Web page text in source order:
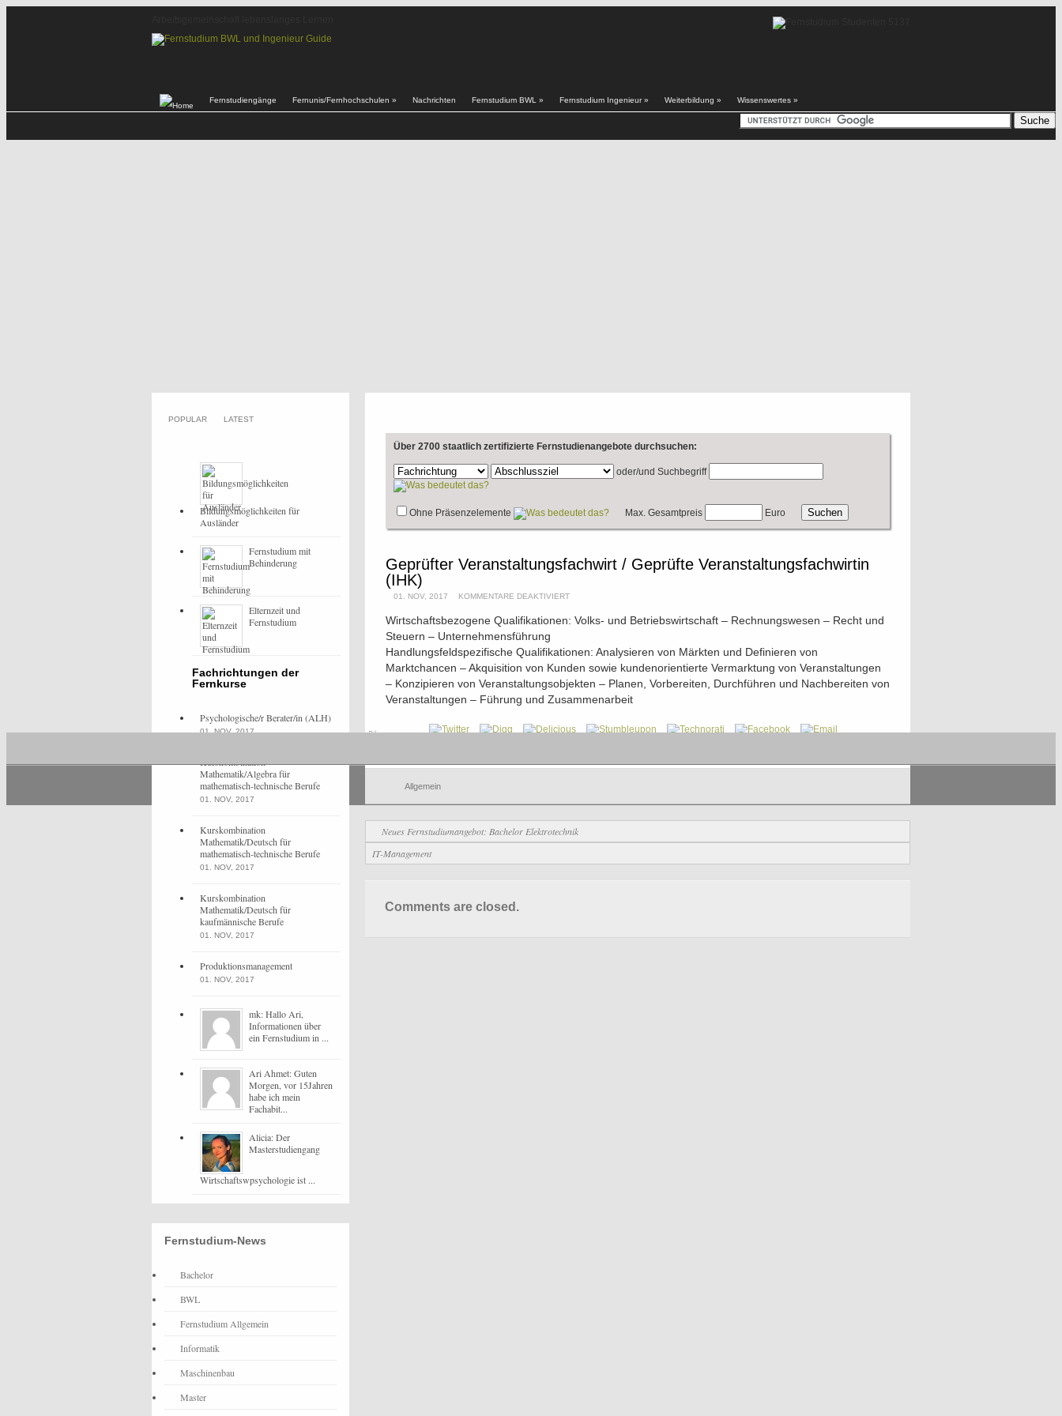
Fernstudiengänge Fernunis/Fernhochschulen » Nachrichten Fernstudium BWL » Fernstudium Ingenieur» Weiterbildung » Wissenswertes »
Über 2700 staatlich zertifizierte Fernstudienangebote durchsuchen:
oder/und Suchbegriff
Ohne Präsenzelemente Max. Gesamtpreis Euro
Geprüfter Veranstaltungsfachwirt / Geprüfte Veranstaltungsfachwirtin
(IHK)
01. NOV, 2017 KOMMENTARE DEAKTIVIERT
Wirtschaftsbezogene Qualifikationen: Volks- und Betriebswirtschaft – Rechnungswesen – Recht und
Steuern – Unternehmensführung
Handlungsfeldspezifische Qualifikationen: Analysieren von Märkten und Definieren von
Marktchancen – Akquisition von Kunden sowie kundenorientierte Vermarktung von Veranstaltungen
– Konzipieren von Veranstaltungsobjekten – Planen, Vorbereiten, Durchführen und Nachbereiten von
Veranstaltungen – Führung und Zusammenarbeit
Share
Allgemein
Neues Fernstudiumangebot: Bachelor Elektrotechnik
IT-Management
Comments are closed.
POPULAR LATEST
Bildungsmöglichkeiten für
Ausländer
Fernstudium mit
Behinderung
Elternzeit und
Fernstudium
Fachrichtungen der
Fernkurse
Psychologische/r Berater/in (ALH)
01. NOV, 2017
Kurskombination
Mathematik/Algebra für
mathematisch-technische Berufe
01. NOV, 2017
Kurskombination
Mathematik/Deutsch für
mathematisch-technische Berufe
01. NOV, 2017
Kurskombination
Mathematik/Deutsch für
kaufmännische Berufe
01. NOV, 2017
Produktionsmanagement
01. NOV, 2017
mk: Hallo Ari,
Informationen über
ein Fernstudium in ...
Ari Ahmet: Guten
Morgen, vor 15Jahren
habe ich mein
Fachabit...
Alicia: Der
Masterstudiengang
Wirtschaftswpsychologie ist ...
Fernstudium-News
Bachelor
BWL
Fernstudium Allgemein
Informatik
Maschinenbau
Master